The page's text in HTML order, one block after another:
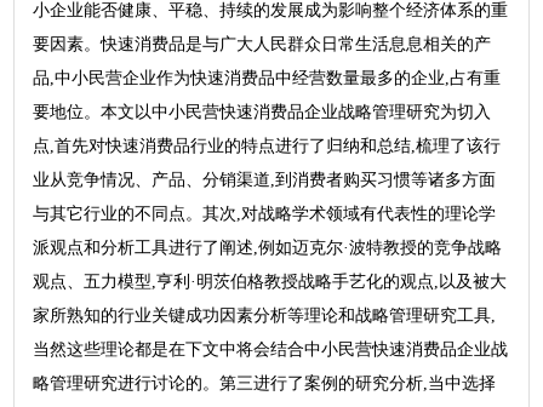
小企业能否健康、平稳、持续的发展成为影响整个经济体系的重
要因素。快速消费品是与广大人民群众日常生活息息相关的产
品,中小民营企业作为快速消费品中经营数量最多的企业,占有重
要地位。本文以中小民营快速消费品企业战略管理研究为切入
点,首先对快速消费品行业的特点进行了归纳和总结,梳理了该行
业从竞争情况、产品、分销渠道,到消费者购买习惯等诸多方面
与其它行业的不同点。其次,对战略学术领域有代表性的理论学
派观点和分析工具进行了阐述,例如迈克尔·波特教授的竞争战略
观点、五力模型,亨利·明茨伯格教授战略手艺化的观点,以及被大
家所熟知的行业关键成功因素分析等理论和战略管理研究工具,
当然这些理论都是在下文中将会结合中小民营快速消费品企业战
略管理研究进行讨论的。第三进行了案例的研究分析,当中选择